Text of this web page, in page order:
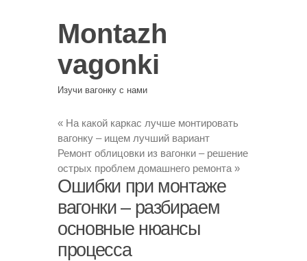
Montazh
vagonki
Изучи вагонку с нами
« На какой каркас лучше монтировать
вагонку – ищем лучший вариант
Ремонт облицовки из вагонки – решение
острых проблем домашнего ремонта »
Ошибки при монтаже
вагонки – разбираем
основные нюансы
процесса